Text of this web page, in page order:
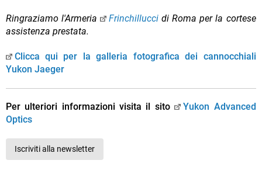
Ringraziamo l'Armeria Frinchillucci di Roma per la cortese
assistenza prestata.
Clicca qui per la galleria fotografica dei cannocchiali
Yukon Jaeger
Per ulteriori informazioni visita il sito
Yukon Advanced
Optics
Iscriviti alla newsletter